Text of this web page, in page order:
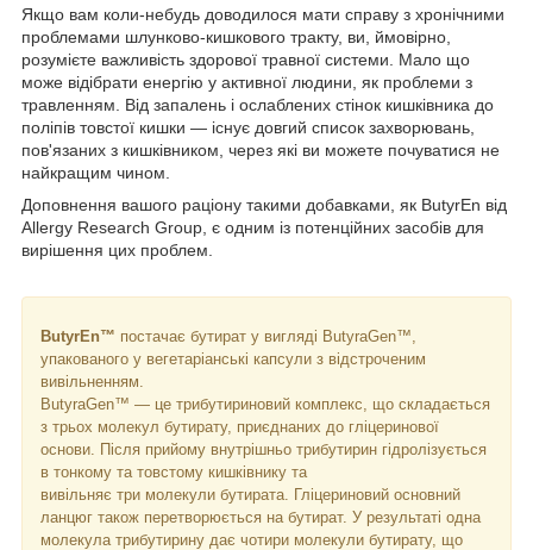
Якщо вам коли-небудь доводилося мати справу з хронічними
проблемами шлунково-кишкового тракту, ви, ймовірно,
розумієте важливість здорової травної системи. Мало що
може відібрати енергію у активної людини, як проблеми з
травленням. Від запалень і ослаблених стінок кишківника до
поліпів товстої кишки — існує довгий список захворювань,
пов'язаних з кишківником, через які ви можете почуватися не
найкращим чином.
Доповнення вашого раціону такими добавками, як ButyrEn від
Allergy Research Group, є одним із потенційних засобів для
вирішення цих проблем.
ButyrEn™ постачає бутират у вигляді ButyraGen™,
упакованого у вегетаріанські капсули з відстроченим
вивільненням.
ButyraGen™ — це трибутириновий комплекс, що складається
з трьох молекул бутирату, приєднаних до гліцеринової
основи. Після прийому внутрішньо трибутирин гідролізується
в тонкому та товстому кишківнику та
вивільняє три молекули бутирата. Гліцериновий основний
ланцюг також перетворюється на бутират. У результаті одна
молекула трибутирину дає чотири молекули бутирату, що